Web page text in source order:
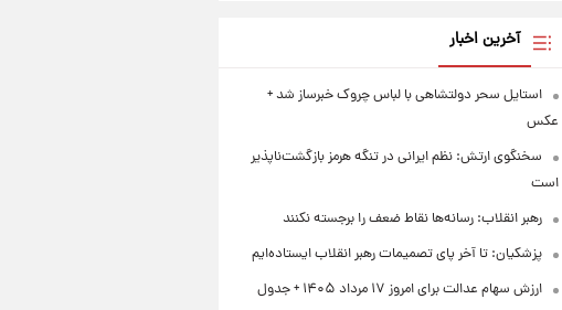
آخرین اخبار
استایل سحر دولتشاهی با لباس چروک خبرساز شد +
عکس
سخنگوی ارتش: نظم ایرانی در تنگه هرمز بازگشت‌ناپذیر
است
رهبر انقلاب: رسانه‌ها نقاط ضعف را برجسته نکنند
پزشکیان: تا آخر پای تصمیمات رهبر انقلاب ایستاده‌ایم
ارزش سهام عدالت برای امروز ۱۷ مرداد ۱۴۰۵ + جدول